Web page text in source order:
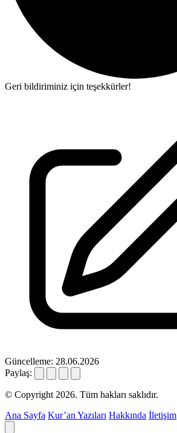
Geri bildiriminiz için teşekkürler!
Güncelleme: 28.06.2026
Paylaş:
© Copyright 2026. Tüm hakları saklıdır.
Ana Sayfa Kur’an Yazıları Hakkında İletişim